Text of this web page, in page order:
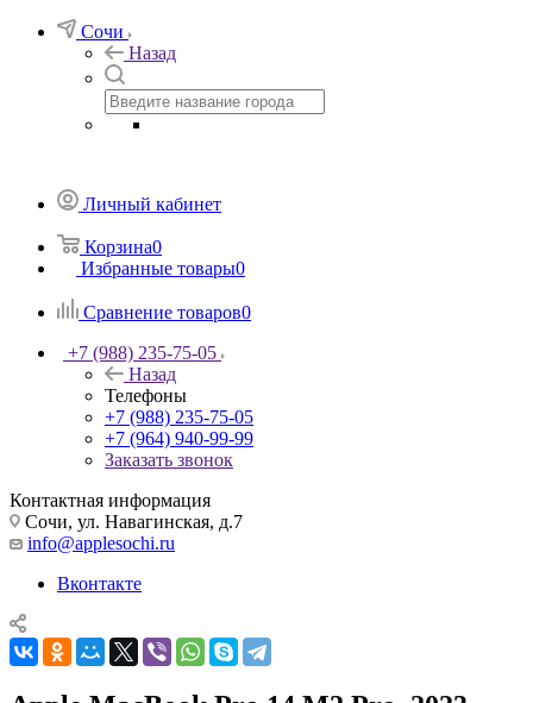
Сочи
Назад
Личный кабинет
Корзина0
Избранные товары0
Сравнение товаров0
+7 (988) 235-75-05
Назад
Телефоны
+7 (988) 235-75-05
+7 (964) 940-99-99
Заказать звонок
Контактная информация
Сочи, ул. Навагинская, д.7
info@applesochi.ru
Вконтакте